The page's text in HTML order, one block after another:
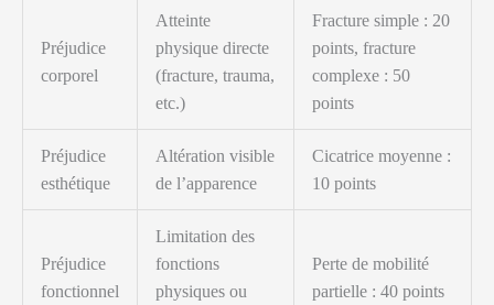
Préjudice
corporel
Atteinte
physique directe
(fracture, trauma,
etc.)
Fracture simple : 20
points, fracture
complexe : 50
points
Préjudice
esthétique
Altération visible
de l’apparence
Cicatrice moyenne :
10 points
Préjudice
fonctionnel
Limitation des
fonctions
physiques ou
Perte de mobilité
partielle : 40 points